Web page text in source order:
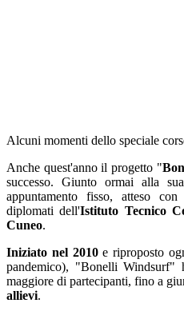
Alcuni momenti dello speciale
Anche quest'anno il progetto "
successo. Giunto ormai alla sua
appuntamento fisso, atteso
diplomati dell'Istituto Tecnico
Cuneo.
Iniziato nel 2010 e riproposto
pandemico), "Bonelli Windsurf"
maggiore di partecipanti, fino a
allievi.